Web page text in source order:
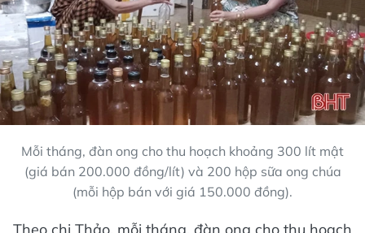
Mỗi tháng, đàn ong cho thu hoạch khoảng 300 lít mật
(giá bán 200.000 đồng/lít) và 200 hộp sữa ong chúa
(mỗi hộp bán với giá 150.000 đồng).